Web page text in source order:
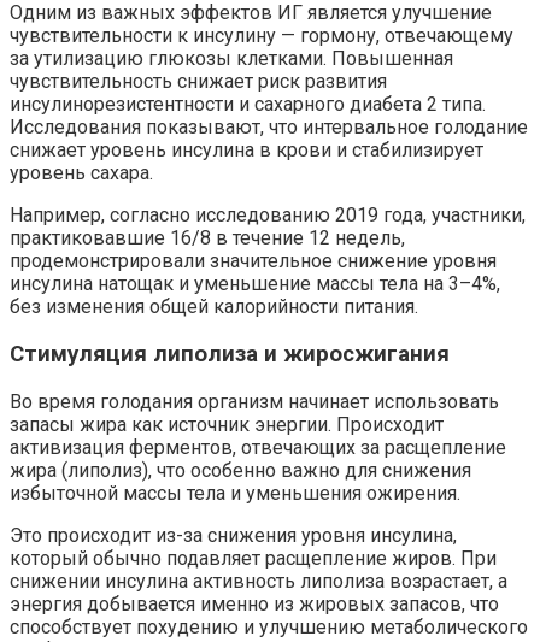
Одним из важных эффектов ИГ является улучшение
чувствительности к инсулину — гормону, отвечающему
за утилизацию глюкозы клетками. Повышенная
чувствительность снижает риск развития
инсулинорезистентности и сахарного диабета 2 типа.
Исследования показывают, что интервальное голодание
снижает уровень инсулина в крови и стабилизирует
уровень сахара.
Например, согласно исследованию 2019 года, участники,
практиковавшие 16/8 в течение 12 недель,
продемонстрировали значительное снижение уровня
инсулина натощак и уменьшение массы тела на 3–4%,
без изменения общей калорийности питания.
Стимуляция липолиза и жиросжигания
Во время голодания организм начинает использовать
запасы жира как источник энергии. Происходит
активизация ферментов, отвечающих за расщепление
жира (липолиз), что особенно важно для снижения
избыточной массы тела и уменьшения ожирения.
Это происходит из-за снижения уровня инсулина,
который обычно подавляет расщепление жиров. При
снижении инсулина активность липолиза возрастает, а
энергия добывается именно из жировых запасов, что
способствует похудению и улучшению метаболического